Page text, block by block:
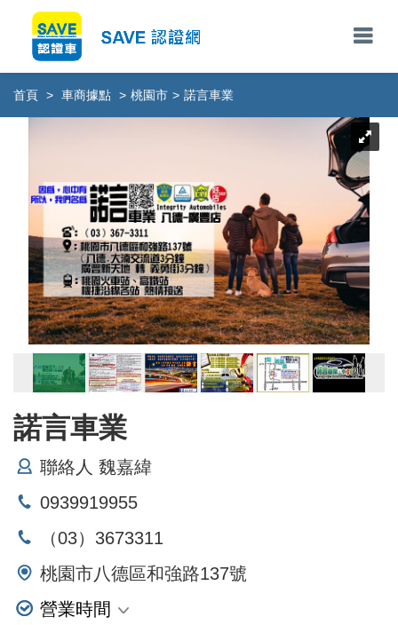
首頁 > 車商據點 > 桃園市 > 諾言車業
諾言車業
聯絡人 魏嘉緯
0939919955
（03）3673311
桃園市八德區和強路137號
營業時間